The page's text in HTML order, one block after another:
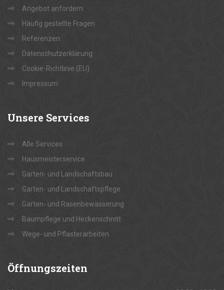
Angebot anfordern
Häufig gestellte Fragen
Referenzen
Datenschutzerklärung
Cookie-Richtlinie (EU)
Impressum
Unsere Services
Alle Services
Hausmeisterservice
Garten- und Landschaftsbau
Garten- und Landschaftspflege
Garten- und Rasenbewässerung
Baumpflege und Heckenschnitt
Wege- und Pflasterarbeiten
Öffnungszeiten